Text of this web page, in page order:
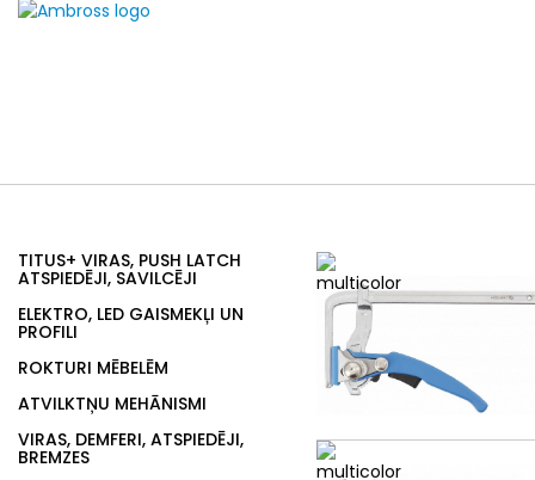
TITUS+ VIRAS, PUSH LATCH
ATSPIEDĒJI, SAVILCĒJI
ELEKTRO, LED GAISMEKĻI UN
PROFILI
ROKTURI MĒBELĒM
ATVILKTŅU MEHĀNISMI
VIRAS, DEMFERI, ATSPIEDĒJI,
BREMZES